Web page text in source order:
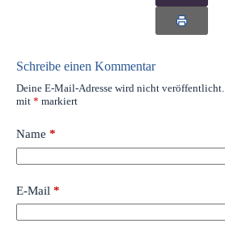
Schreibe einen Kommentar
Deine E-Mail-Adresse wird nicht veröffentlicht.
mit * markiert
Name *
E-Mail *